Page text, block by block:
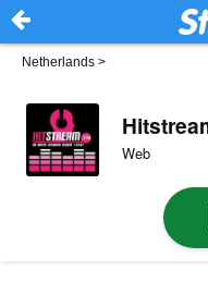
Netherlands >
Web